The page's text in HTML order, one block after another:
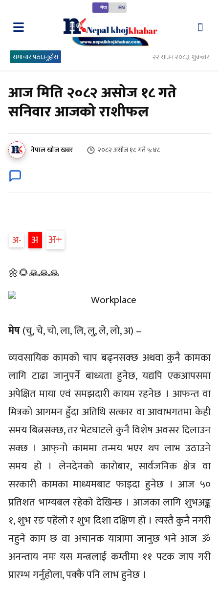
नेपा EN
समाचार पठाउनुहोस २२ साउन २०८३, शुक्रबार
आज मिति २०८२ असोज १८ गते
सनिवार आजको राशीफल
नेपाल खोज खबर २०८२ असोज १८ गते ५:४८
अ अ अ
🌼🌻🙏🙏🙏
मेष(चु, चे, चो, ला, लि, लु, ले, लो, अ) –
व्यवसायिक कामको चाप बढ्नसक्छ अथवा कुनै कामका
लागि टाढा जानुपर्ने बाध्यता हुनेछ, यद्यपि एकआपसमा
अपेक्षित माया एवं समझदारी कायम रहनेछ । आफन्त वा
मित्रको आगमन हुँदा अतिथि सत्कार वा आवाभगतमा केही
समय बित्नसक्छ, तर भेटघाटले कुनै विशेष अवसर दिलाउन
सक्छ । आफ्‌नो काममा तन्मय भएर थप लाभ उठाउने
समय हो । लेनदेनको कारोबार, सार्वजनिक क्षेत्र वा
सरकारी कामका माध्यमबाट फाइदा हुनेछ । आज ५०
प्रतिशत भाग्यबल रहेको देखिन्छ । आजका लागि शुभअङ्क
१, शुभ रङ पहेंलो र शुभ दिशा दक्षिण हो । त्यस्तै कुनै नगरी
नहुने काम छ वा अचानक यात्रामा जानुछ भने आज ॐ
अनन्ताय नमः यस मन्त्रलाई कम्तीमा ११ पटक जाप गरी
प्रारम्भ गर्नुहोला, पक्कै पनि लाभ हुनेछ ।